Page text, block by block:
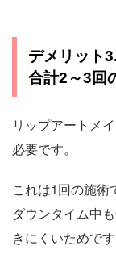
デメリット
合計2～3回
リップアートメ
必要です。
これは1回の施術
ダウンタイム中
きにくいためです